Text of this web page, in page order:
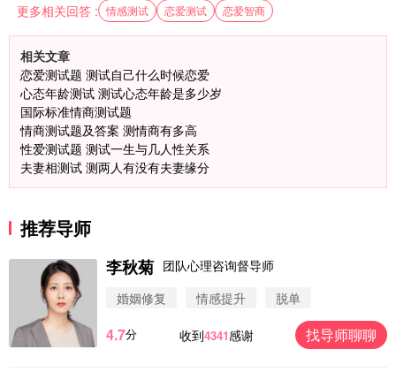
更多相关回答 : 情感测试 恋爱测试 恋爱智商
相关文章
恋爱测试题 测试自己什么时候恋爱
心态年龄测试 测试心态年龄是多少岁
国际标准情商测试题
情商测试题及答案 测情商有多高
性爱测试题 测试一生与几人性关系
夫妻相测试 测两人有没有夫妻缘分
推荐导师
李秋菊 团队心理咨询督导师
婚姻修复
情感提升 脱单
4.7分 收到4341感谢 找导师聊聊